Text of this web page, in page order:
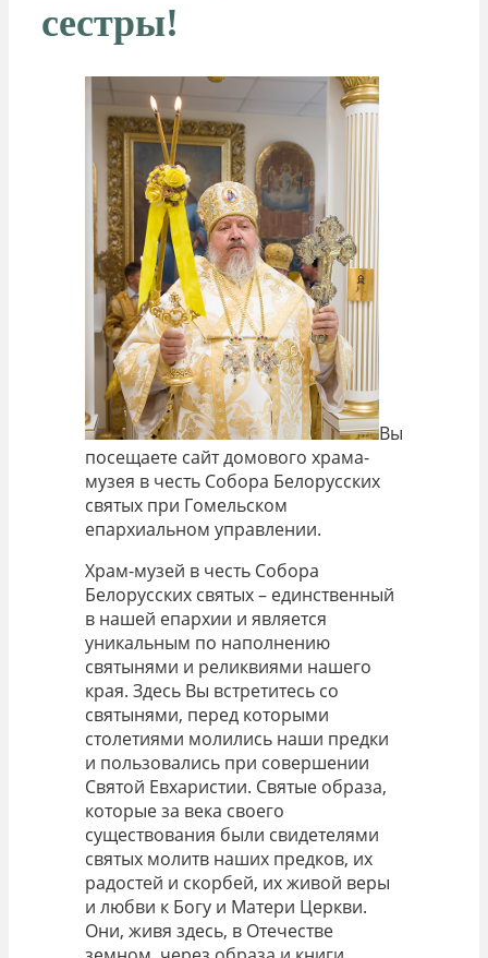
сестры!
Вы
посещаете сайт домового храма-
музея в честь Собора Белорусских
святых при Гомельском
епархиальном управлении.
Храм-музей в честь Собора
Белорусских святых – единственный
в нашей епархии и является
уникальным по наполнению
святынями и реликвиями нашего
края. Здесь Вы встретитесь со
святынями, перед которыми
столетиями молились наши предки
и пользовались при совершении
Святой Евхаристии. Святые образа,
которые за века своего
существования были свидетелями
святых молитв наших предков, их
радостей и скорбей, их живой веры
и любви к Богу и Матери Церкви.
Они, живя здесь, в Отечестве